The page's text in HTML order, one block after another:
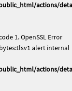
actions/
1. OpenSSL Error
alert internal
actions/